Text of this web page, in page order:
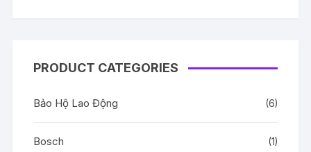
PRODUCT CATEGORIES
Bảo Hộ Lao Động (6)
Bosch (1)